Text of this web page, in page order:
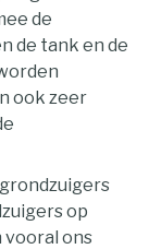
de
de tank en de
ook zeer
op
vooral ons